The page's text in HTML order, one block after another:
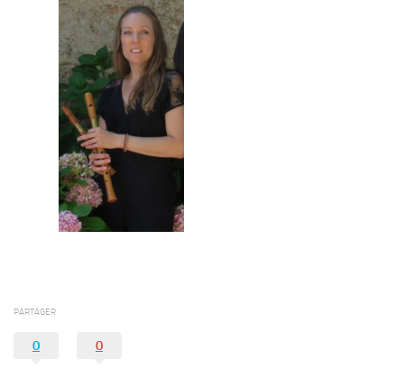
PARTAGER
0 0